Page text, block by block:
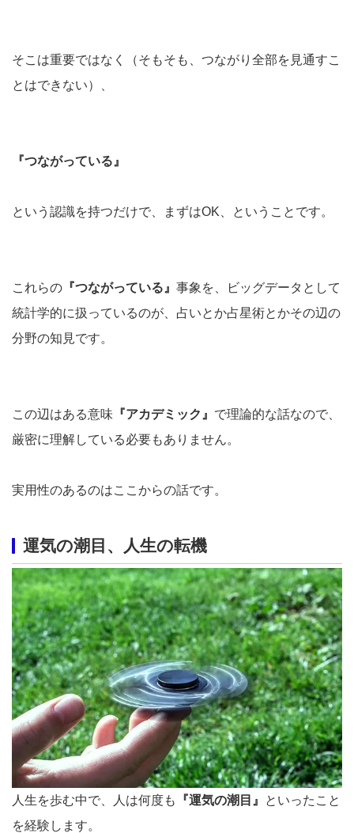
そこは重要ではなく（そもそも、つながり全部を見通すこ
とはできない）、
『つながっている』
という認識を持つだけで、まずはOK、ということです。
これらの 『つながっている』 事象を、ビッグデータとして
統計学的に扱っているのが、占いとか占星術とかその辺の
分野の知見です。
この辺はある意味 『アカデミック』 で理論的な話なので、
厳密に理解している必要もありません。
実用性のあるのはここからの話です。
運気の潮目、人生の転機
人生を歩む中で、人は何度も 『運気の潮目』
といったこと
を経験します。